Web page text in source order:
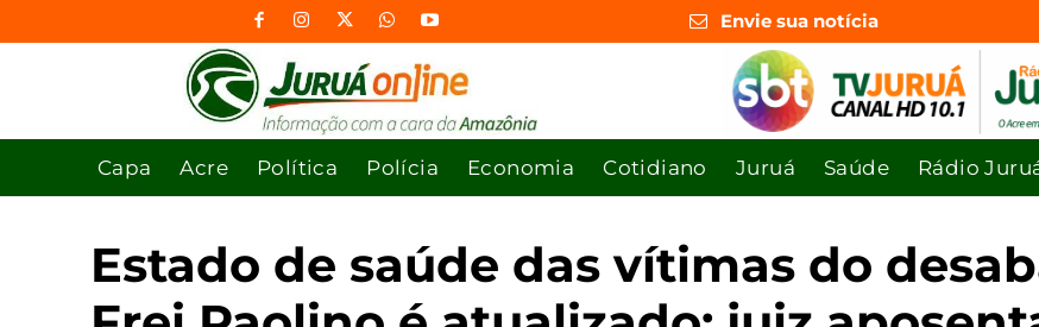
Envie sua notícia
Capa Acre Política Polícia Economia Cotidiano Juruá Saúde Rádio
Estado de saúde das vítimas do